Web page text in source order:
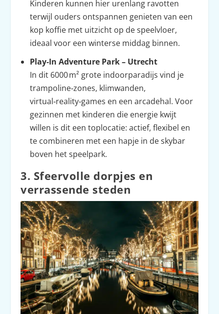
Kinderen kunnen hier urenlang ravotten
terwijl ouders ontspannen genieten van een
kop koffie met uitzicht op de speelvloer,
ideaal voor een winterse middag binnen.
Play‑In Adventure Park – Utrecht
In dit 6000 m² grote indoorparadijs vind je
trampoline‑zones, klimwanden,
virtual‑reality‑games en een arcadehal. Voor
gezinnen met kinderen die energie kwijt
willen is dit een toplocatie: actief, flexibel en
te combineren met een hapje in de skybar
boven het speelpark.
3. Sfeervolle dorpjes en
verrassende steden